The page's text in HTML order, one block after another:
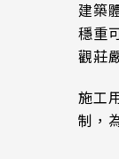
建築
穩重
觀莊
施工
制，